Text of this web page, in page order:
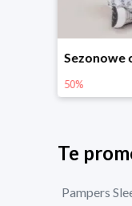
20%
Te
Pampers